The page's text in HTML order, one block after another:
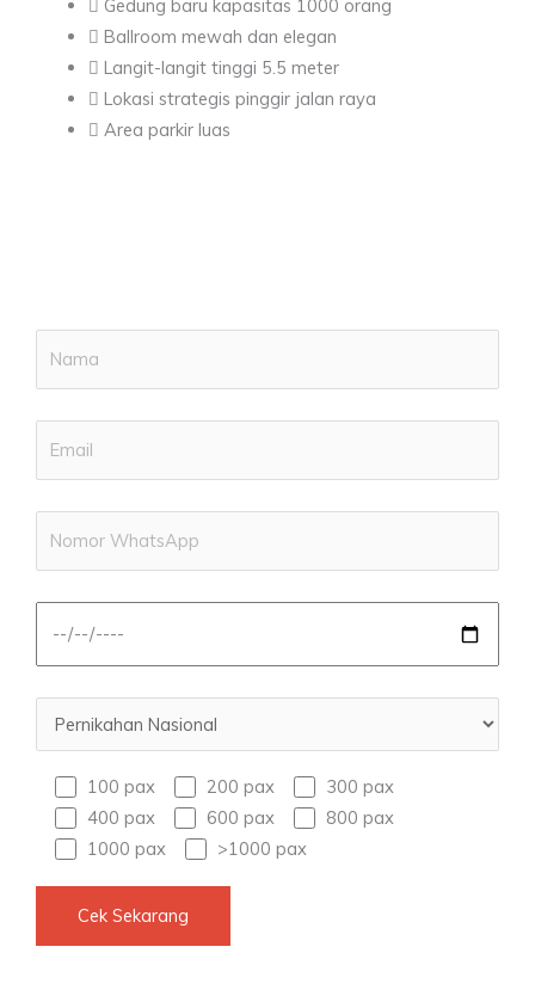
Gedung baru kapasitas 1000 orang
Ballroom mewah dan elegan
Langit-langit tinggi 5.5 meter
Lokasi strategis pinggir jalan raya
Area parkir luas
100 pax 200 pax
300 pax
400 pax
600 pax
800 pax
1000 pax
>1000 pax